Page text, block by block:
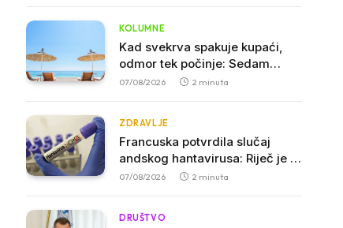
KOLUMNE
Kad svekrva spakuje kupaći,
odmor tek počinje: Sedam
dana na moru ili sedam godina
07/08/2026 2 minuta
ZDRAVLJE
Francuska potvrdila slučaj
andskog hantavirusa: Riječ je o
jedinom soju koji se može
07/08/2026 2 minuta
DRUŠTVO